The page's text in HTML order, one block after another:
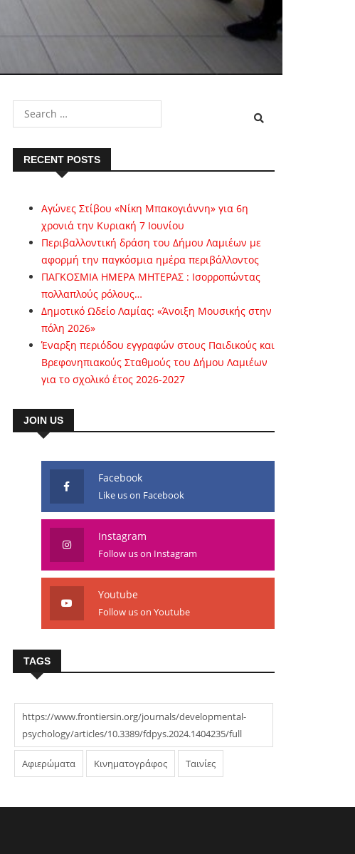
RECENT POSTS
Αγώνες Στίβου «Νίκη Μπακογιάννη» για 6η
χρονιά την Κυριακή 7 Ιουνίου
Περιβαλλοντική δράση του Δήμου Λαμιέων με
αφορμή την παγκόσμια ημέρα περιβάλλοντος
ΠΑΓΚΟΣΜΙΑ ΗΜΕΡΑ ΜΗΤΕΡΑΣ : Ισορροπώντας
πολλαπλούς ρόλους…
Δημοτικό Ωδείο Λαμίας: «Άνοιξη Μουσικής στην
πόλη 2026»
Έναρξη περιόδου εγγραφών στους Παιδικούς και
Βρεφονηπιακούς Σταθμούς του Δήμου Λαμιέων
για το σχολικό έτος 2026-2027
JOIN US
Facebook
Like us on Facebook
Instagram
Follow us on Instagram
Youtube
Follow us on Youtube
TAGS
https://www.frontiersin.org/journals/developmental-
psychology/articles/10.3389/fdpys.2024.1404235/full
Αφιερώματα Κινηματογράφος Ταινίες